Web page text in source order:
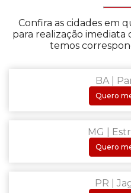
Confira as cidades em
para realização imediata
temos
BA |
Quero
MG |
Quero
PR |